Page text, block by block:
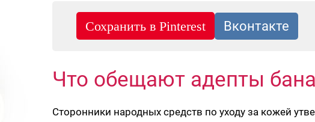
Что обещают адепты
Сторонники народных средств по уходу за кожей